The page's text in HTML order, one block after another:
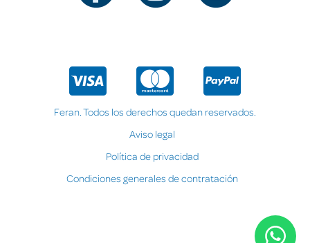
Feran. Todos los derechos quedan reservados.
Aviso legal
Política de privacidad
Condiciones generales de contratación